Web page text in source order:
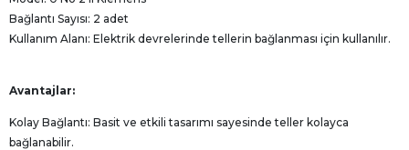
Bağlantı Sayısı: 2 adet
Kullanım Alanı: Elektrik devrelerinde tellerin bağlanması için kullanılır.
Avantajlar:
Kolay Bağlantı: Basit ve etkili tasarımı sayesinde teller kolayca
bağlanabilir.